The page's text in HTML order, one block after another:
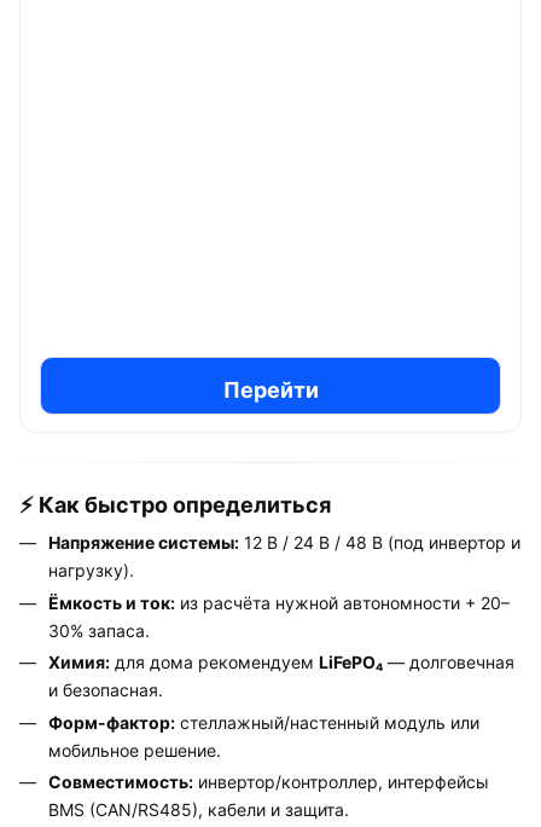
Перейти
⚡ Как быстро определиться
Напряжение системы: 12 В / 24 В / 48 В (под инвертор и
нагрузку).
Ёмкость и ток: из расчёта нужной автономности + 20–
30% запаса.
Химия: для дома рекомендуем LiFePO₄ — долговечная
и безопасная.
Форм-фактор: стеллажный/настенный модуль или
мобильное решение.
Совместимость: инвертор/контроллер, интерфейсы
BMS (CAN/RS485), кабели и защита.